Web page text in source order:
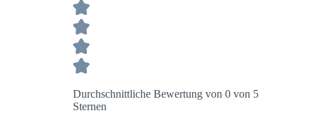
Durchschnittliche Bewertung von 0 von 5
Sternen